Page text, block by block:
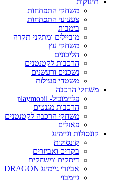
תינוקות
משחקי התפתחות
צעצועי התפתחות
בימבות
מוביילים ומתקני תקרה
משחקי עץ
הליכונים
הרכבות לקטנטנים
נשכנים ורעשנים
משטחי פעילות
משחקי הרכבה
פליימוביל- playmobil
הרכבות מגנטים
משחקי הרכבה לקטנטנים
פאזלים
קונסולות וגיימינג
קונסולות
בקרים ואביזרים
דיסקים ומשחקים
אביזרי גיימינג DRAGON
גיימבוי